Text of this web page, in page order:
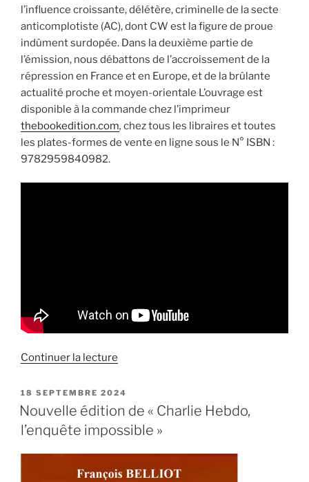
l’influence croissante, délétère, criminelle de la secte
anticomplotiste (AC), dont CW est la figure de proue
indûment surdopée. Dans la deuxième partie de
l’émission, nous débattons de l’accroissement de la
répression en France et en Europe, et de la brûlante
actualité proche et moyen-orientale L’ouvrage est
disponible à la commande chez l’imprimeur
thebookedition.com, chez tous les libraires et toutes
les plates-formes de vente en ligne sous le N° ISBN :
9782959840982.
Continuer la lecture
TVADP
sur
« L’anticonspirationnisme
mis
à
nu » »
PUBLIÉ
LE
18 SEPTEMBRE 2024
Nouvelle édition de « Charlie Hebdo,
l’enquête impossible »